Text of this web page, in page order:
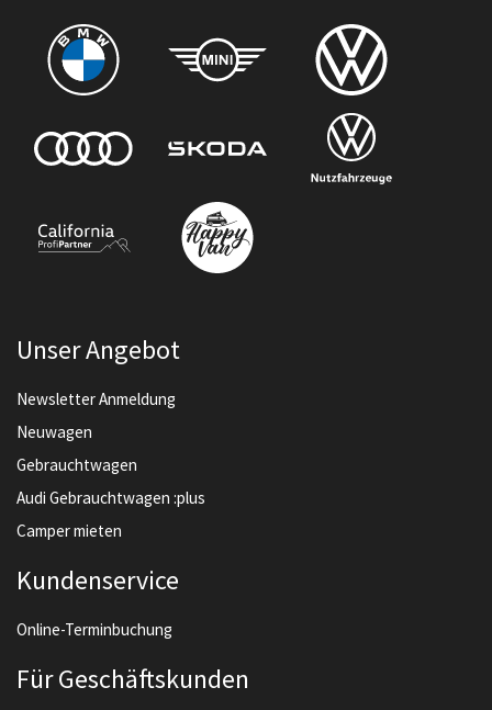
Unser Angebot
Newsletter Anmeldung
Neuwagen
Gebrauchtwagen
Audi Gebrauchtwagen :plus
Camper mieten
Kundenservice
Online-Terminbuchung
Für Geschäftskunden